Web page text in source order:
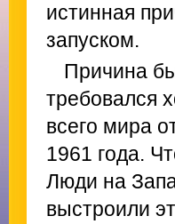
истинная
запуском.
Причина
требовался
всего мира
1961 года.
Люди на
выстроили